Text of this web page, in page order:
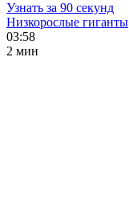
Узнать за 90 секунд
Низкорослые гиганты
03:58
2 мин